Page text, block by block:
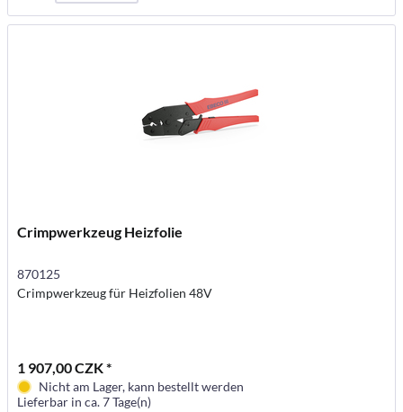
Crimpwerkzeug Heizfolie
870125
Crimpwerkzeug für Heizfolien 48V
1 907,00 CZK *
Nicht am Lager, kann bestellt werden
Lieferbar in ca. 7 Tage(n)